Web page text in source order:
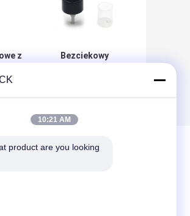
z
-
i
Bezciekowy
czapki PP do
rozprowadzania
10:21 AM
product are you looking